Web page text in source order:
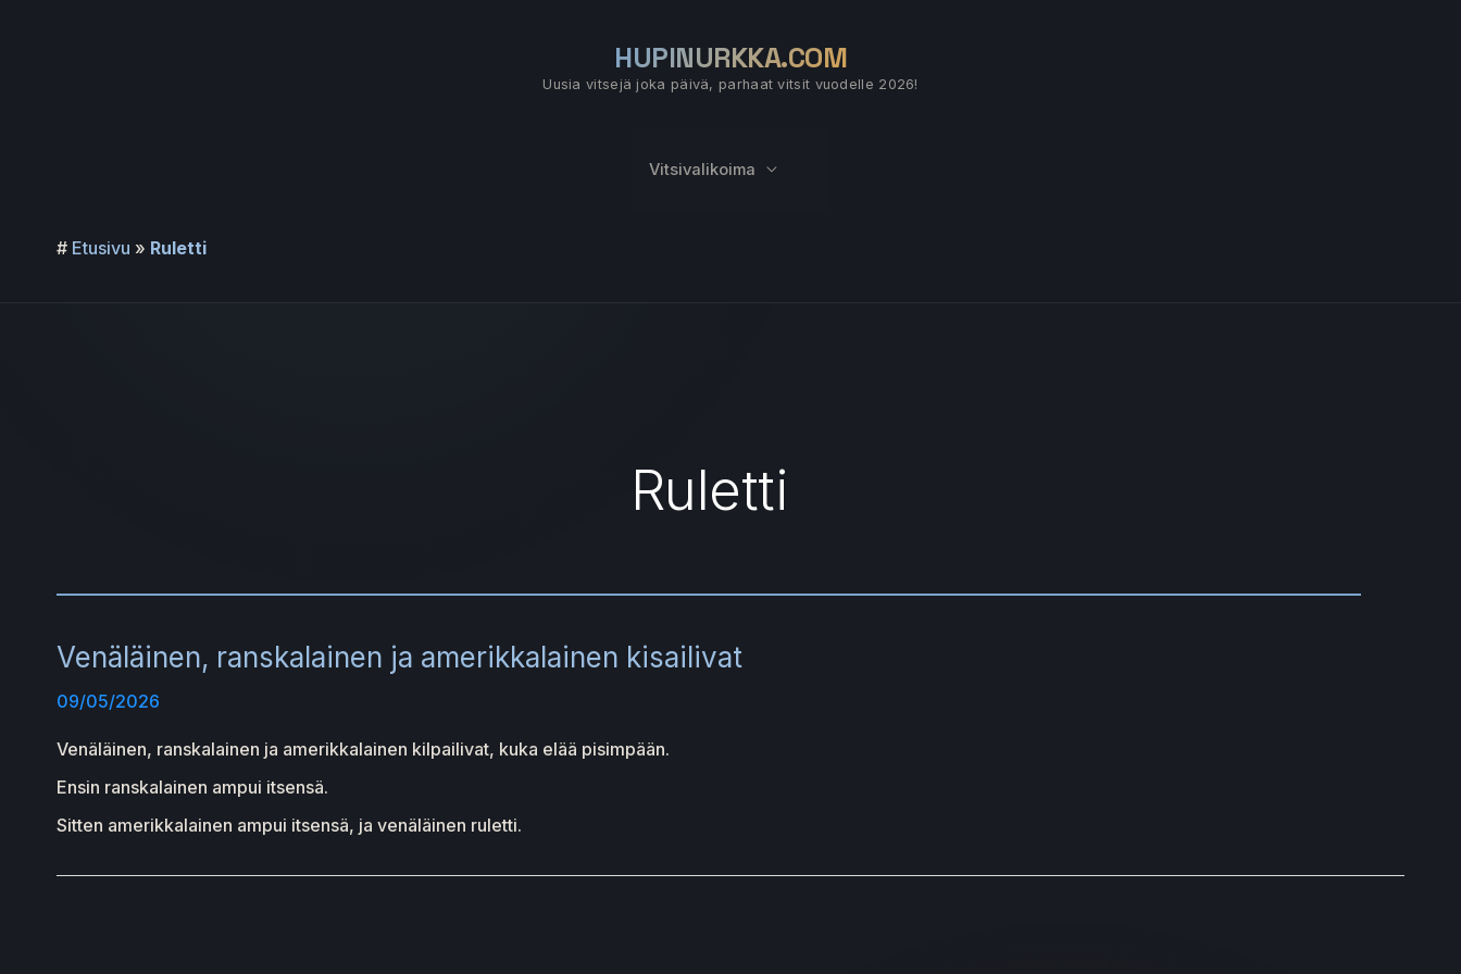
HUPINURKKA.COM
Uusia vitsejä joka päivä, parhaat vitsit vuodelle 2026!
Vitsivalikoima
# Etusivu » Ruletti
Ruletti
Venäläinen, ranskalainen ja amerikkalainen kisailivat
09/05/2026
Venäläinen, ranskalainen ja amerikkalainen kilpailivat, kuka elää pisimpään.
Ensin ranskalainen ampui itsensä.
Sitten amerikkalainen ampui itsensä, ja venäläinen ruletti.